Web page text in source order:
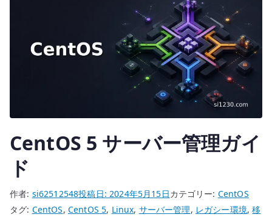
CentOS 5 サーバー管理ガイ
ド
作者: si62512548投稿日: 2024年5月15日カテゴリー: CentOS
タグ: CentOS, CentOS 5, Linux, サーバー管理, レガシー環境,移